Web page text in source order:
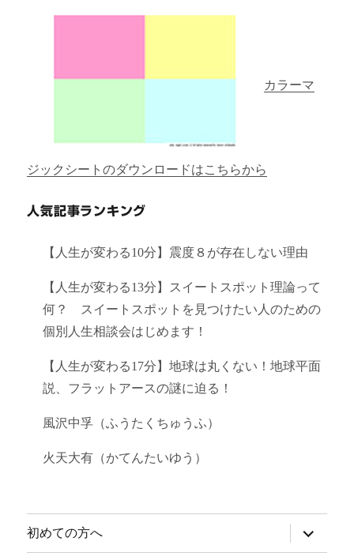
カラーマ
ジックシートのダウンロードはこちらから
人気記事ランキング
【人生が変わる10分】震度８が存在しない理由
【人生が変わる13分】スイートスポット理論って
何？ スイートスポットを見つけたい人のための
個別人生相談会はじめます！
【人生が変わる17分】地球は丸くない！地球平面
説、フラットアースの謎に迫る！
風沢中孚（ふうたくちゅうふ）
火天大有（かてんたいゆう）
初めての方へ
ブ
メ